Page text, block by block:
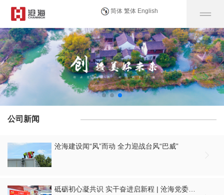
简体 繁体 English
公司新闻
沧海建设闻“风”而动 全力迎战台风“巴威”